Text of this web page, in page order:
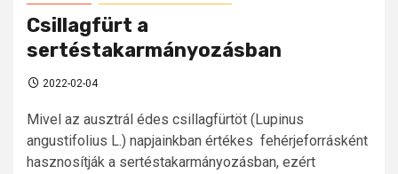
Csillagfürt a
sertéstakarmányozásban
2022-02-04
Mivel az ausztrál édes csillagfürtöt (Lupinus
angustifolius L.) napjainkban értékes fehérjeforrásként
hasznosítják a sertéstakarmányozásban, ezért